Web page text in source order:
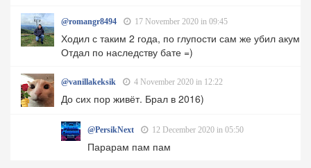
@romangr8494 17 November 2020 in 09:45
Ходил с таким 2 года, по глупости сам же убил акум.
Отдал по наследству бате =)
@vanillakeksik 4 November 2020 in 12:22
До сих пор живёт. Брал в 2016)
@PersikNext 12 December 2020 in 05:50
Парарам пам пам